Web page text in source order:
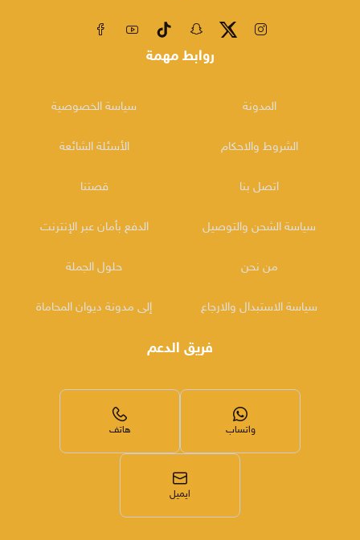
روابط مهمة
المدونة
الشروط والاحكام
اتصل بنا
سياسة الشحن والتوصيل
من نحن
سياسة الاستبدال والارجاع
سياسة الخصوصية
الأسئلة الشائعة
قصتنا
الدفع بأمان عبر الإنترنت
حلول الجملة
إلى مدونة ديوان المحاماة
فريق الدعم
واتساب هاتف
ايميل